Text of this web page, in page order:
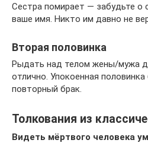
Сестра помирает — забудьте о
ваше имя. Никто им давно не
Вторая половинка
Рыдать над телом жены/мужа
отлично. Упокоенная половинка
повторный брак.
Толкования из
Видеть мёртвого человека